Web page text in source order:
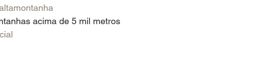
acima de 5 mil metros